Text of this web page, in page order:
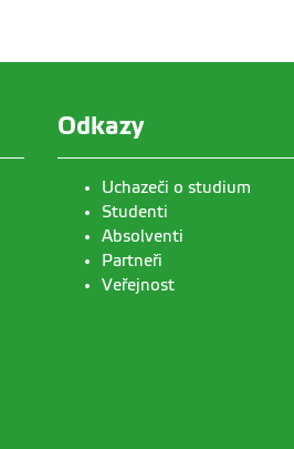
Odkazy
Uchazeči o studium
Studenti
Absolventi
Partneři
Veřejnost